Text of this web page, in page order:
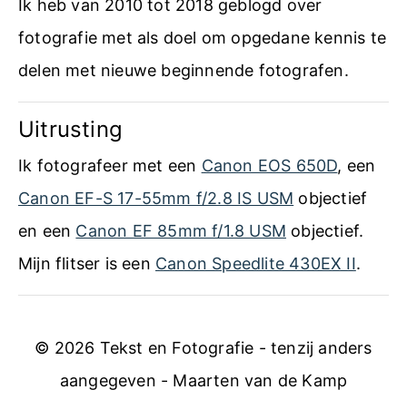
e
r
–
M
a
a
r
t
e
v
a
Ik heb van 2010 tot 2018 geblogd over
fotografie met als doel om opgedane kennis te
delen met nieuwe beginnende fotografen.
Uitrusting
Ik fotografeer met een Canon EOS 650D, een
Canon EF-S 17-55mm f/2.8 IS USM objectief
en een Canon EF 85mm f/1.8 USM objectief.
Mijn flitser is een Canon Speedlite 430EX II.
© 2026 Tekst en Fotografie - tenzij anders
aangegeven - Maarten van de Kamp